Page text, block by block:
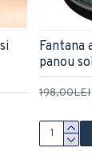
Fantana
panou
198,00LEI